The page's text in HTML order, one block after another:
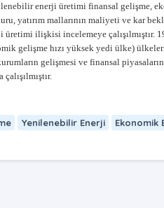
enerji üretimi finansal gelişme,
yatırım mallarının maliyeti ve kar
ilişkisi incelemeye
gelişme hızı yüksek yedi ülke)
gelişmesi ve finansal
Yenilenebilir Enerji Ekonomik